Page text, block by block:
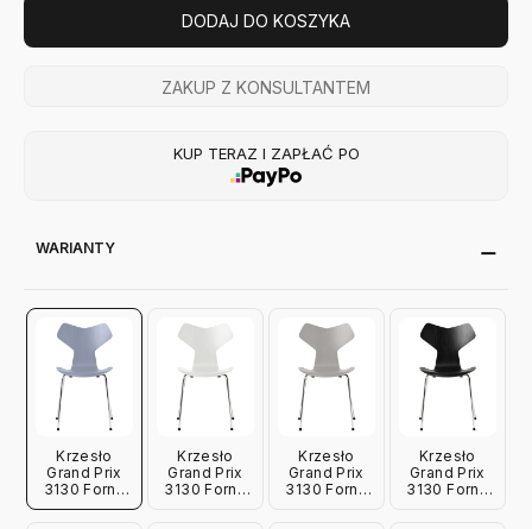
DODAJ DO KOSZYKA
ZAKUP Z KONSULTANTEM
KUP TERAZ I ZAPŁAĆ PO
WARIANTY
Krzesło
Grand Prix
3130 Fornir
Barwiony
Krzesło
Grand Prix
3130 Fornir
Krzesło
Grand Prix
3130 Fornir
Krzesło
Grand Prix
3130 Fornir